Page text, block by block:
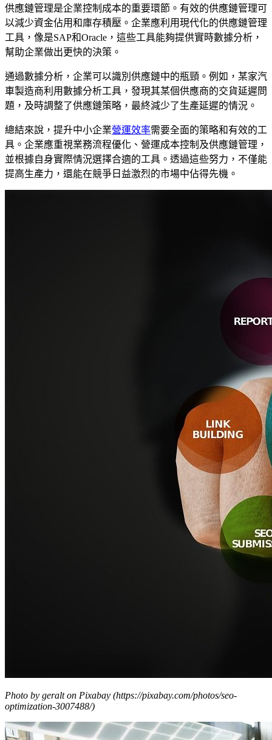
供應鏈管理是企業控制成本的重要環節。有效的供應鏈管理可
以減少資金佔用和庫存積壓。企業應利用現代化的供應鏈管理
工具，像是SAP和Oracle，這些工具能夠提供實時數據分析，
幫助企業做出更快的決策。
通過數據分析，企業可以識別供應鏈中的瓶頸。例如，某家汽
車製造商利用數據分析工具，發現其某個供應商的交貨延遲問
題，及時調整了供應鏈策略，最終減少了生產延遲的情況。
總結來說，提升中小企業營運效率需要全面的策略和有效的工
具。企業應重視業務流程優化、營運成本控制及供應鏈管理，
並根據自身實際情況選擇合適的工具。透過這些努力，不僅能
提高生產力，還能在競爭日益激烈的市場中佔得先機。
Photo by geralt on Pixabay (https://pixabay.com/photos/seo-
optimization-3007488/)